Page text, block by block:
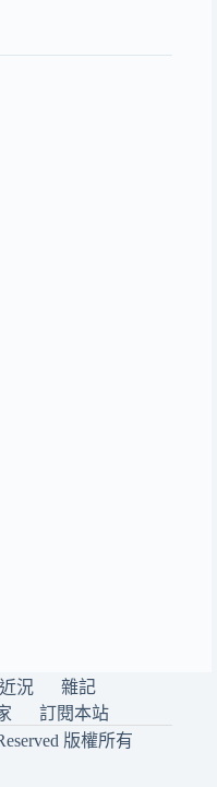
近況
雜記
訂閱本站
版權所有